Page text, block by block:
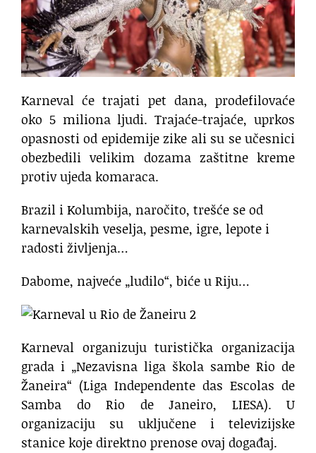
Karneval će trajati pet dana, prodefilovaće
oko 5 miliona ljudi. Trajaće-trajaće, uprkos
opasnosti od epidemije zike ali su se učesnici
obezbedili velikim dozama zaštitne kreme
protiv ujeda komaraca.
Brazil i Kolumbija, naročito, trešće se od
karnevalskih veselja, pesme, igre, lepote i
radosti življenja…
Dabome, najveće „ludilo“, biće u Riju…
Karneval organizuju turistička organizacija
grada i „Nezavisna liga škola sambe Rio de
Žaneira“ (Liga Independente das Escolas de
Samba do Rio de Janeiro, LIESA). U
organizaciju su uključene i televizijske
stanice koje direktno prenose ovaj događaj.